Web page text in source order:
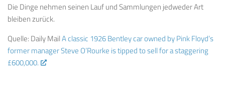
Die Dinge nehmen seinen Lauf und Sammlungen jedweder Art
bleiben zurück.
Quelle: Daily MailA classic 1926 Bentley car owned by Pink Floyd’s
former manager Steve O’Rourke is tipped to sell for a staggering
£600,000.